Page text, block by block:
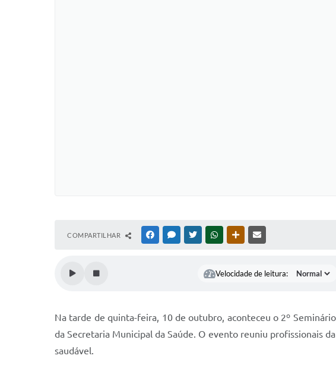
COMPARTILHAR FACEBOOKMESSENGER
TWITTERWHATSAPPOUTRAS MÍDIAS
Velocidade de leitura:
Na tarde de quinta-feira, 10 de outubro, aconteceu o 2º
da Secretaria Municipal da Saúde. O evento reuniu profissionais
saudável.